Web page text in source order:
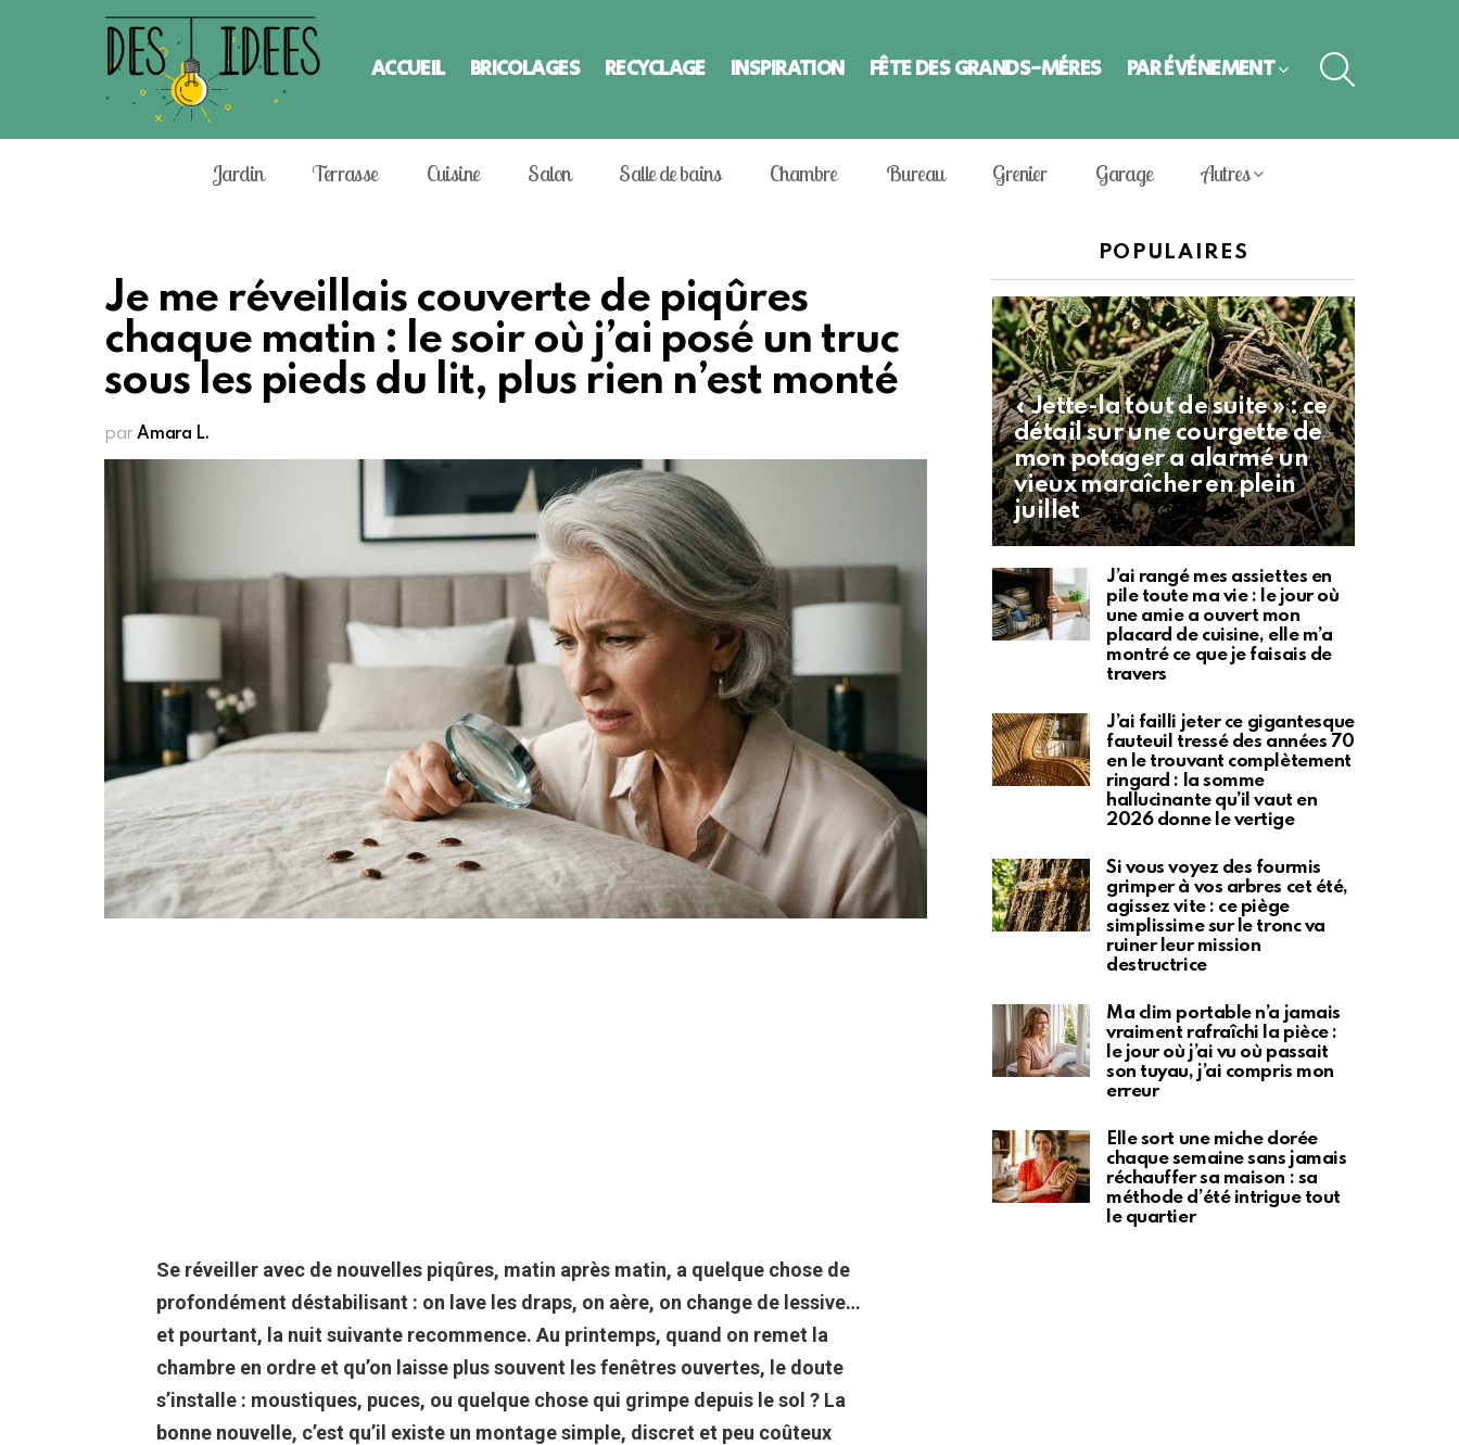
ACCUEIL BRICOLAGES RECYCLAGE INSPIRATION FÊTE DES GRANDS-MÈRES PAR ÉVÈNEMENT
Jardin Terrasse Cuisine Salon Salle de bains Chambre Bureau Grenier Garage Autres
Je me réveillais couverte de piqûres
chaque matin : le soir où j’ai posé un truc
sous les pieds du lit, plus rien n’est monté
par Amara L.
Se réveiller avec de nouvelles piqûres, matin après matin, a quelque chose de
profondément déstabilisant : on lave les draps, on aère, on change de lessive…
et pourtant, la nuit suivante recommence. Au printemps, quand on remet la
chambre en ordre et qu’on laisse plus souvent les fenêtres ouvertes, le doute
s’installe : moustiques, puces, ou quelque chose qui grimpe depuis le sol ? La
bonne nouvelle, c’est qu’il existe un montage simple, discret et peu coûteux
POPULAIRES
« Jette-la tout de suite » : ce
détail sur une courgette de
mon potager a alarmé un
vieux maraîcher en plein
juillet
J’ai rangé mes assiettes en
pile toute ma vie : le jour où
une amie a ouvert mon
placard de cuisine, elle m’a
montré ce que je faisais de
travers
J’ai failli jeter ce gigantesque
fauteuil tressé des années 70
en le trouvant complètement
ringard : la somme
hallucinante qu’il vaut en
2026 donne le vertige
Si vous voyez des fourmis
grimper à vos arbres cet été,
agissez vite : ce piège
simplissime sur le tronc va
ruiner leur mission
destructrice
Ma clim portable n’a jamais
vraiment rafraîchi la pièce :
le jour où j’ai vu où passait
son tuyau, j’ai compris mon
erreur
Elle sort une miche dorée
chaque semaine sans jamais
réchauffer sa maison : sa
méthode d’été intrigue tout
le quartier